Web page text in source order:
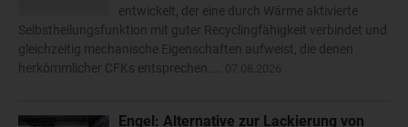
entwickelt, der eine durch Wärme aktivierte
Selbstheilungsfunktion mit guter Recyclingfähigkeit verbindet und
gleichzeitig mechanische Eigenschaften aufweist, die denen
herkömmlicher CFKs entsprechen....
Engel: Alternative zur Lackierung von